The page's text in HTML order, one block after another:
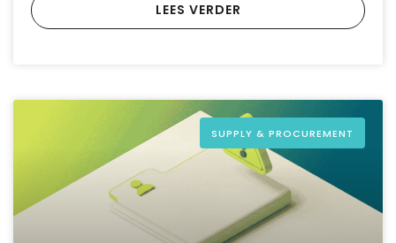
LEES VERDER
SUPPLY & PROCUREMENT